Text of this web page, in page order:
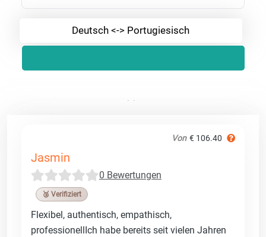
Deutsch <-> Portugiesisch
Von € 106.40
Jasmin
0 Bewertungen
🥉 Verifiziert
Flexibel, authentisch, empathisch,
professionellIch habe bereits seit vielen Jahren